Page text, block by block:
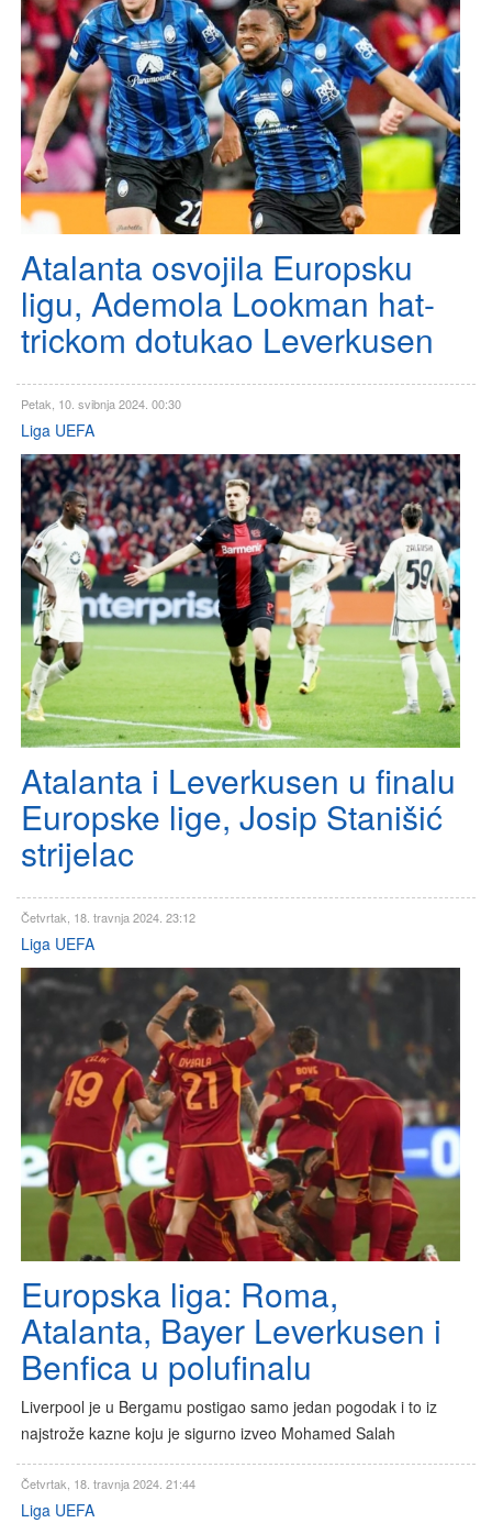
Atalanta osvojila Europsku
ligu, Ademola Lookman hat-
trickom dotukao Leverkusen
Petak, 10. svibnja 2024. 00:30
Liga UEFA
Atalanta i Leverkusen u finalu
Europske lige, Josip Stanišić
strijelac
Četvrtak, 18. travnja 2024. 23:12
Liga UEFA
Europska liga: Roma,
Atalanta, Bayer Leverkusen i
Benfica u polufinalu
Liverpool je u Bergamu postigao samo jedan pogodak i to iz
najstrože kazne koju je sigurno izveo Mohamed Salah
Četvrtak, 18. travnja 2024. 21:44
Liga UEFA